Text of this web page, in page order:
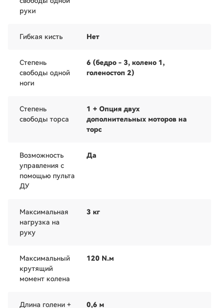
руки
Гибкая кисть Нет
Степень
свободы одной
ноги
6 (бедро - 3, колено 1,
голеностоп 2)
Степень
свободы торса
1 + Опция двух
дополнительных моторов на
торс
Возможность
управления с
помощью пульта
ДУ
Да
Максимальная
нагрузка на
руку
3 кг
Максимальный
крутящий
момент колена
120 N.м
Длина голени + 0,6 м